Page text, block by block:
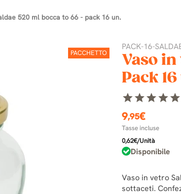
520 ml bocca to 66 - pack 16 un.
PACK-16-
Vaso
Pack
starstarstarstarstar
PACCHETTO
9,95€
Tasse incluse
0,62€/Unità
Disponibile
Vaso in vetro
sottaceti.